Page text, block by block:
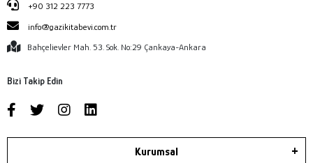
+90 312 223 7773
info@gazikitabevi.com.tr
Bahçelievler Mah. 53. Sok. No:29 Çankaya-Ankara
Bizi Takip Edin
Kurumsal